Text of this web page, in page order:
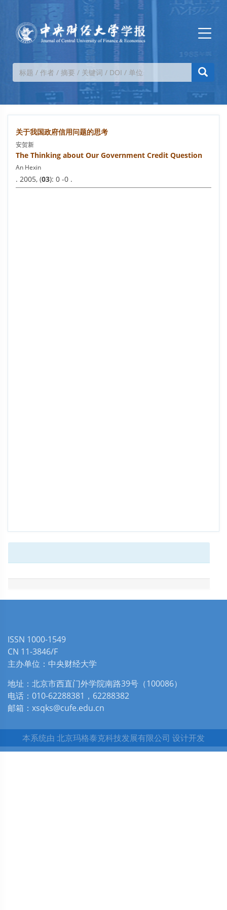
关于我国政府信用问题的思考
安贺新
The Thinking about Our Government Credit Question
An Hexin
. 2005, (03): 0 -0 .
ISSN 1000-1549
CN 11-3846/F
主办单位：中央财经大学
地址：北京市西直门外学院南路39号（100086）
电话：010-62288381，62288382
邮箱：xsqks@cufe.edu.cn
本系统由 北京玛格泰克科技发展有限公司 设计开发